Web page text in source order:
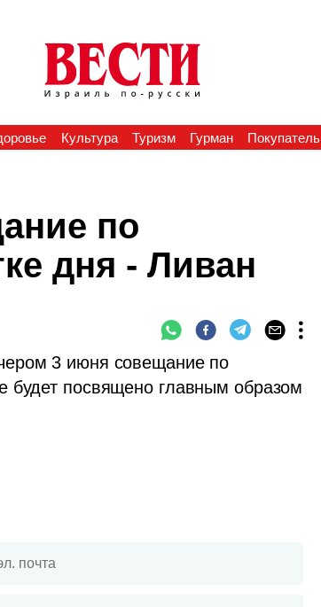
Культура Туризм Гурман Покупатель
по
дня - Ливан
3 июня совещание по
будет посвящено главным образом